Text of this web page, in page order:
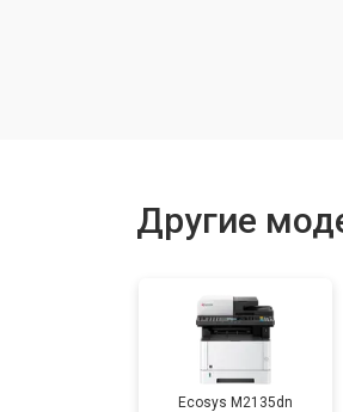
Замена
Другие
Ecosys M2135dn